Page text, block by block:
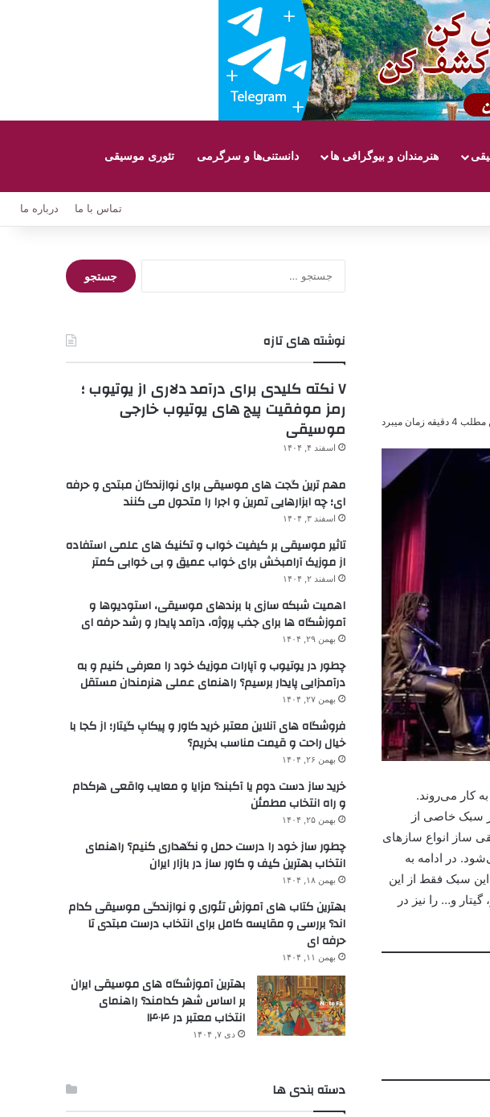
هنرمندان و بیوگرافی ها دانستنی‌ها و سرگرمی تئوری موسیقی
تماس با ما درباره ما
زمان میبرد
کار می‌روند.
سبک خاصی از
ساز انواع سازهای
در ادامه به
سبک فقط از این
و… را نیز در
جستجو
برای:
نوشته های تازه
۷ نکته کلیدی برای درآمد دلاری از یوتیوب ؛
رمز موفقیت پیج های یوتیوب خارجی
موسیقی
اسفند ۴, ۱۴۰۴
مهم ترین گجت های موسیقی برای نوازندگان مبتدی و حرفه
ای؛ چه ابزارهایی تمرین و اجرا را متحول می کنند
اسفند ۳, ۱۴۰۴
تاثیر موسیقی بر کیفیت خواب و تکنیک های علمی استفاده
از موزیک آرامبخش برای خواب عمیق و بی خوابی کمتر
اسفند ۲, ۱۴۰۴
اهمیت شبکه سازی با برندهای موسیقی، استودیوها و
آموزشگاه ها برای جذب پروژه، درآمد پایدار و رشد حرفه ای
بهمن ۲۹, ۱۴۰۴
چطور در یوتیوب و آپارات موزیک خود را معرفی کنیم و به
درآمدزایی پایدار برسیم؟ راهنمای عملی هنرمندان مستقل
بهمن ۲۷, ۱۴۰۴
فروشگاه های آنلاین معتبر خرید کاور و پیکاپ گیتار؛ از کجا با
خیال راحت و قیمت مناسب بخریم؟
بهمن ۲۶, ۱۴۰۴
خرید ساز دست دوم یا آکبند؟ مزایا و معایب واقعی هرکدام
و راه انتخاب مطمئن
بهمن ۲۵, ۱۴۰۴
چطور ساز خود را درست حمل و نگهداری کنیم؟ راهنمای
انتخاب بهترین کیف و کاور ساز در بازار ایران
بهمن ۱۸, ۱۴۰۴
بهترین کتاب های آموزش تئوری و نوازندگی موسیقی کدام
اند؟ بررسی و مقایسه کامل برای انتخاب درست مبتدی تا
حرفه ای
بهمن ۱۱, ۱۴۰۴
بهترین آموزشگاه های موسیقی ایران
بر اساس شهر کدامند؟ راهنمای
انتخاب معتبر در ۱۴۰۴
دی ۷, ۱۴۰۴
دسته بندی ها